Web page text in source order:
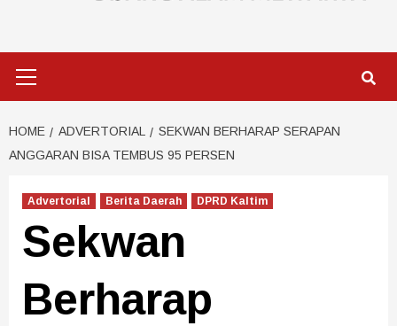
HOME ADVERTORIAL
SEKWAN BERHARAP SERAPAN
ANGGARAN BISA TEMBUS 95 PERSEN
Advertorial Berita Daerah DPRD Kaltim
Sekwan
Berharap